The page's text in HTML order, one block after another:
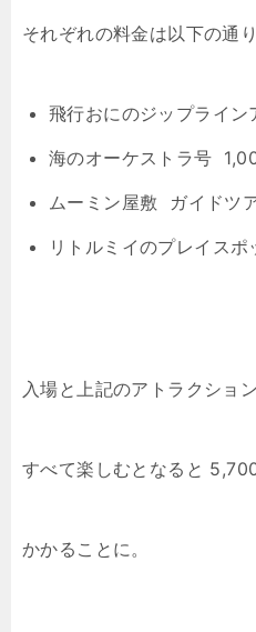
それぞれの料金は以下の通り
飛行おにのジップライ
海のオーケストラ号
ムーミン屋敷 ガイドツ
リトルミイのプレイス
入場と上記のアトラクショ
すべて楽しむとなると
かかることに。